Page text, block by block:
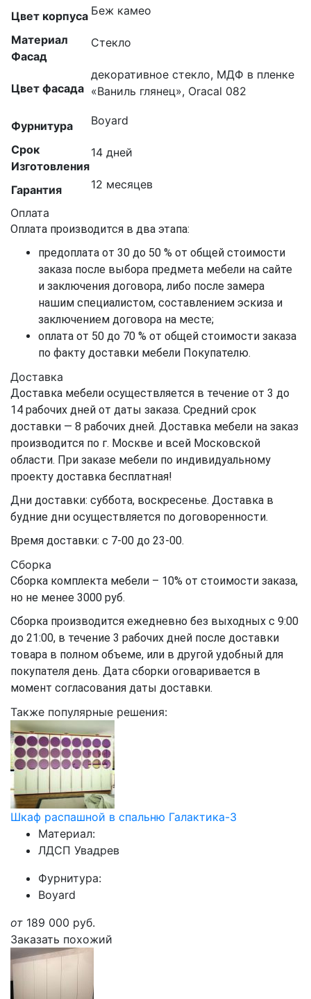
Цвет корпуса Беж камео
Материал
Фасад
Стекло
Цвет фасада
декоративное стекло, МДФ в пленке
«Ваниль глянец», Оracal 082
Фурнитура Boyard
Срок
Изготовления
14 дней
Гарантия 12 месяцев
Оплата
Оплата производится в два этапа:
предоплата от 30 до 50 % от общей стоимости
заказа после выбора предмета мебели на сайте
и заключения договора, либо после замера
нашим специалистом, составлением эскиза и
заключением договора на месте;
оплата от 50 до 70 % от общей стоимости заказа
по факту доставки мебели Покупателю.
Доставка
Доставка мебели осуществляется в течение от 3 до
14 рабочих дней от даты заказа. Средний срок
доставки — 8 рабочих дней. Доставка мебели на заказ
производится по г. Москве и всей Московской
области. При заказе мебели по индивидуальному
проекту доставка бесплатная!
Дни доставки: суббота, воскресенье. Доставка в
будние дни осуществляется по договоренности.
Время доставки: с 7-00 до 23-00.
Сборка
Сборка комплекта мебели – 10% от стоимости заказа,
но не менее 3000 руб.
Сборка производится ежедневно без выходных с 9:00
до 21:00, в течение 3 рабочих дней после доставки
товара в полном объеме, или в другой удобный для
покупателя день. Дата сборки оговаривается в
момент согласования даты доставки.
Также популярные решения:
Шкаф распашной в спальню Галактика-3
Материал:
ЛДСП Увадрев
Фурнитура:
Boyard
от 189 000 руб.
Заказать похожий